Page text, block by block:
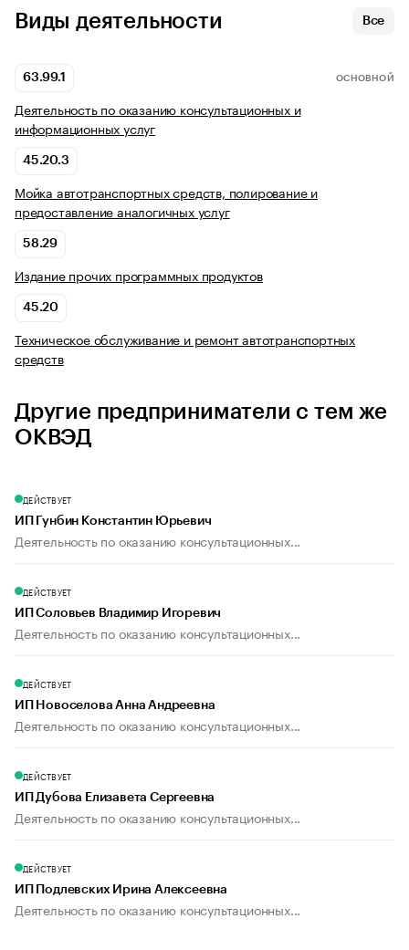
Виды деятельности Все
63.99.1 ОСНОВНОЙ
Деятельность по оказанию консультационных и
информационных услуг
45.20.3
Мойка автотранспортных средств, полирование и
предоставление аналогичных услуг
58.29
Издание прочих программных продуктов
45.20
Техническое обслуживание и ремонт автотранспортных
средств
Другие предприниматели с тем же
ОКВЭД
ДЕЙСТВУЕТ
ИП Гунбин Константин Юрьевич
Деятельность по оказанию консультационных...
ДЕЙСТВУЕТ
ИП Соловьев Владимир Игоревич
Деятельность по оказанию консультационных...
ДЕЙСТВУЕТ
ИП Новоселова Анна Андреевна
Деятельность по оказанию консультационных...
ДЕЙСТВУЕТ
ИП Дубова Елизавета Сергеевна
Деятельность по оказанию консультационных...
ДЕЙСТВУЕТ
ИП Подлевских Ирина Алексеевна
Деятельность по оказанию консультационных...